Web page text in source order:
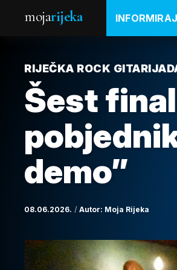
mojarijeka
RIJEČKA ROCK
Šest
demo”
08.06.2026. Autor: Moja Rijeka